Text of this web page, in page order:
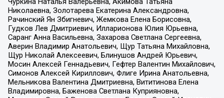
Николаевна, Золотарева Екатерина Александровна,
Рачинский Ян Збигневич, Жемкова Елена Борисовна,
Гудков Лев Дмитриевич, Илларионова Юлия Юрьевна,
Саранг Анна Васильевна, Захарова Светлана Сергеевна,
Аверин Владимир Анатольевич, Щур Татьяна Михайловна,
Щур Николай Алексеевич, Блинушов Андрей Юрьевич,
Мосин Алексей Геннадьевич, Гефтер Валентин Михайлович,
Симонов Алексей Кириллович, Флиге Ирина Анатольевна,
Мельникова Валентина Дмитриевна, Вититинова Елена
Владимировна, Баженова Светлана Куприяновна,